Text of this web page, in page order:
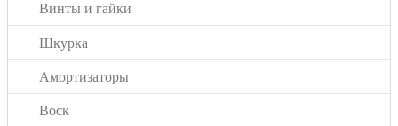
Винты и гайки
Шкурка
Амортизаторы
Воск